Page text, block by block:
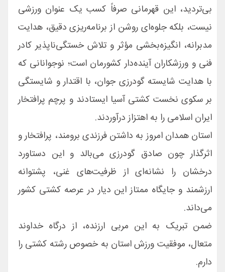
بی‌تردید، این قهرمانی صرفاً کسب یک عنوان ورزشی
نیست، بلکه جلوه‌ای روشن از برنامه‌ریزی دقیق، هدایت
مدبرانه، انگیزه‌بخشی مؤثر و تلاش خستگی‌ناپذیر کادر
فنی و ورزشکاران آینده‌دار کشورمان است؛ نوجوانانی که
با هدایت شایسته گودرزی جوان، با اقتدار و شایستگی
بر سکوی نخست کشتی آسیا ایستادند و پرچم پرافتخار
ایران اسلامی را به اهتزاز درآوردند.
استان همدان امروز به داشتن فرزندی برومند، پرافتخار و
اثرگذار چون صادق گودرزی می‌بالد و این دستاورد
درخشان را نشانه‌ای از ظرفیت‌های غنی، پشتوانه
ارزشمند و جایگاه ممتاز این دیار در عرصه کشتی کشور
می‌داند.
ضمن تبریک به این مربی ارزنده، از درگاه خداوند
متعال، موفقیت ورزش استان به خصوص رشته کشتی را
دارم.